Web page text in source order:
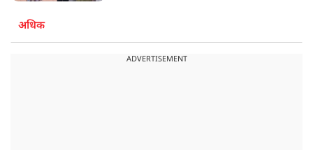
अधिक
ADVERTISEMENT